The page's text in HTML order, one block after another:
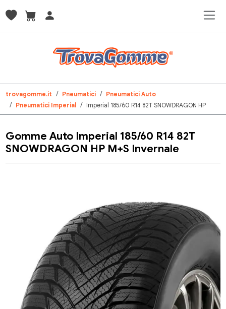
trovagomme.it Pneumatici
Pneumatici Auto
Pneumatici Imperial
Imperial 185/60 R14 82T SNOWDRAGON HP
Gomme Auto Imperial 185/60 R14 82T
SNOWDRAGON HP M+S Invernale